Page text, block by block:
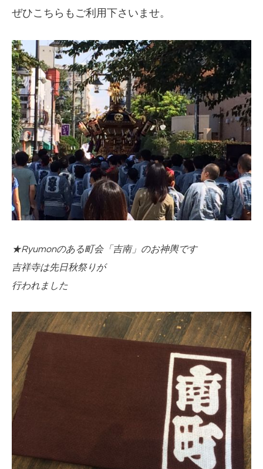
ぜひこちらもご利用下さいませ。
★Ryumonのある町会「吉南」のお神輿です
吉祥寺は先日秋祭りが
行われました